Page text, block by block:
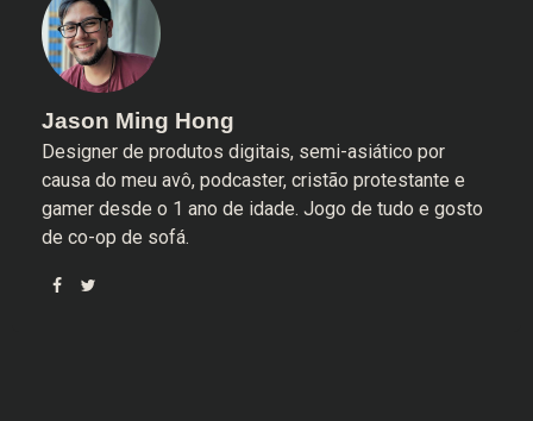
Jason Ming Hong
Designer de produtos digitais, semi-asiático por
causa do meu avô, podcaster, cristão protestante e
gamer desde o 1 ano de idade. Jogo de tudo e gosto
de co-op de sofá.